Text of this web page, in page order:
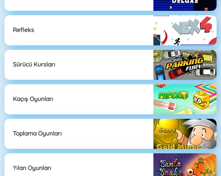
Refleks
Sürücü Kursları
Kaçış Oyunları
Toplama Oyunları
Yılan Oyunları